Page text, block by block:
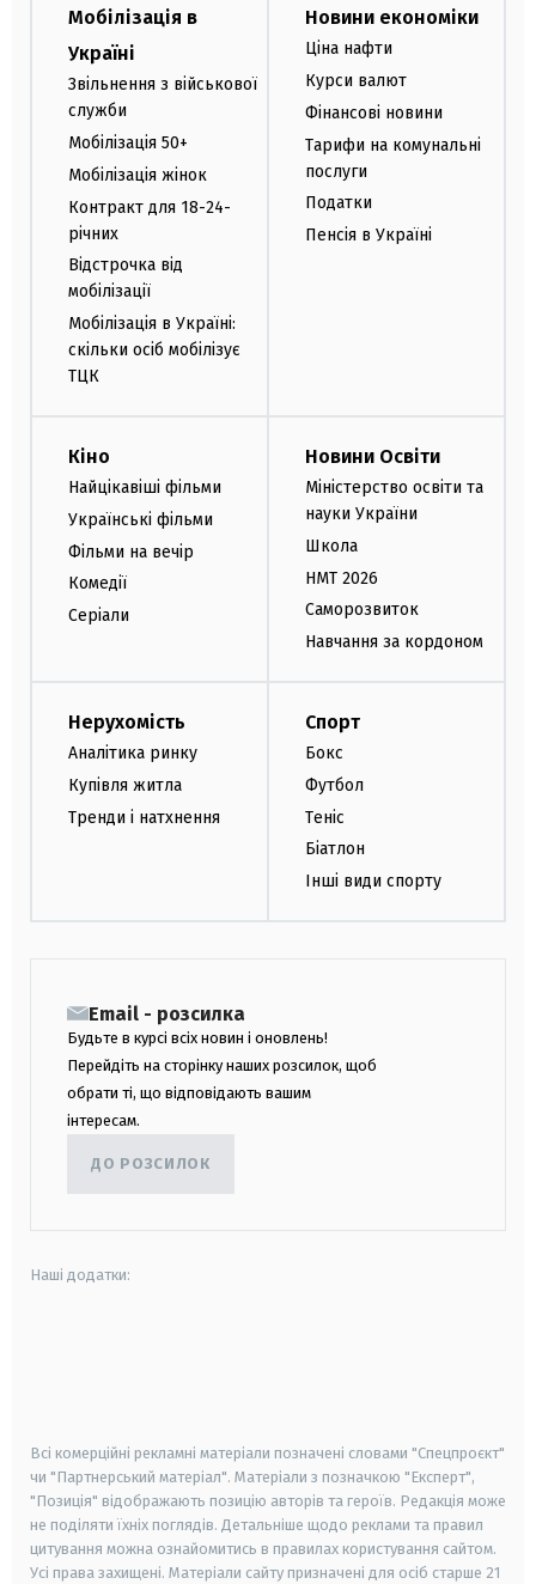
Мобілізація в
Україні
Звільнення з військової
служби
Мобілізація 50+
Мобілізація жінок
Контракт для 18-24-
річних
Відстрочка від
мобілізації
Мобілізація в Україні:
скільки осіб мобілізує
ТЦК
Новини економіки
Ціна нафти
Курси валют
Фінансові новини
Тарифи на комунальні
послуги
Податки
Пенсія в Україні
Кіно
Найцікавіші фільми
Українські фільми
Фільми на вечір
Комедії
Серіали
Новини Освіти
Міністерство освіти та
науки України
Школа
НМТ 2026
Саморозвиток
Навчання за кордоном
Нерухомість
Аналітика ринку
Купівля житла
Тренди і натхнення
Спорт
Бокс
Футбол
Теніс
Біатлон
Інші види спорту
Email - розсилка
Будьте в курсі всіх новин і оновлень!
Перейдіть на сторінку наших розсилок, щоб
обрати ті, що відповідають вашим
інтересам.
ДО РОЗСИЛОК
Наші додатки:
Всі комерційні рекламні матеріали позначені словами "Спецпроєкт"
чи "Партнерський матеріал". Матеріали з позначкою "Експерт",
"Позиція" відображають позицію авторів та героїв. Редакція може
не поділяти їхніх поглядів. Детальніше щодо реклами та правил
цитування можна ознайомитись в правилах користування сайтом.
Усі права захищені. Матеріали сайту призначені для осіб старше 21